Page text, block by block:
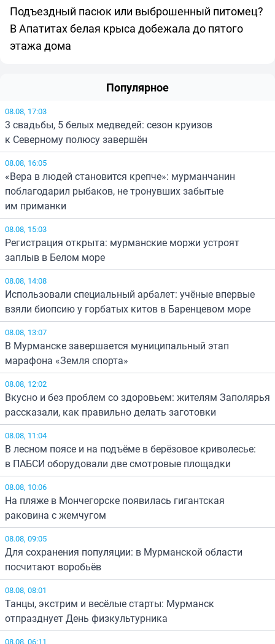
Подъездный пасюк или выброшенный питомец?
В Апатитах белая крыса добежала до пятого
этажа дома
Популярное
08.08, 17:03
3 свадьбы, 5 белых медведей: сезон круизов
к Северному полюсу завершён
08.08, 16:05
«Вера в людей становится крепче»: мурманчанин
поблагодарил рыбаков, не тронувших забытые
им приманки
08.08, 15:03
Регистрация открыта: мурманские моржи устроят
заплыв в Белом море
08.08, 14:08
Использовали специальный арбалет: учёные впервые
взяли биопсию у горбатых китов в Баренцевом море
08.08, 13:07
В Мурманске завершается муниципальный этап
марафона «Земля спорта»
08.08, 12:02
Вкусно и без проблем со здоровьем: жителям Заполярья
рассказали, как правильно делать заготовки
08.08, 11:04
В лесном поясе и на подъёме в берёзовое криволесье:
в ПАБСИ оборудовали две смотровые площадки
08.08, 10:06
На пляже в Мончегорске появилась гигантская
раковина с жемчугом
08.08, 09:05
Для сохранения популяции: в Мурманской области
посчитают воробьёв
08.08, 08:01
Танцы, экстрим и весёлые старты: Мурманск
отпразднует День физкультурника
08.08, 06:11